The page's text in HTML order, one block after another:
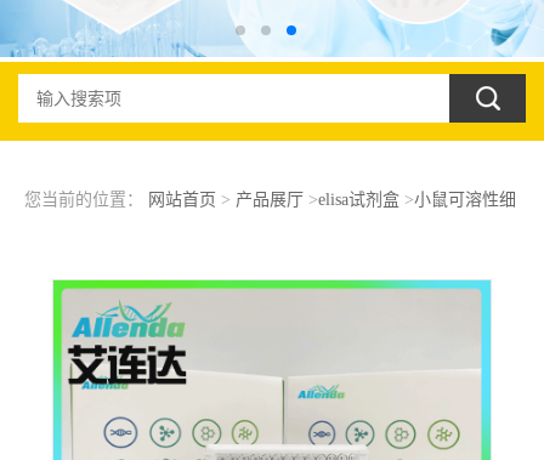
您当前的位置： 网站首页 > 产品展厅 >elisa试剂盒>小鼠可溶性细
盒样品OD值